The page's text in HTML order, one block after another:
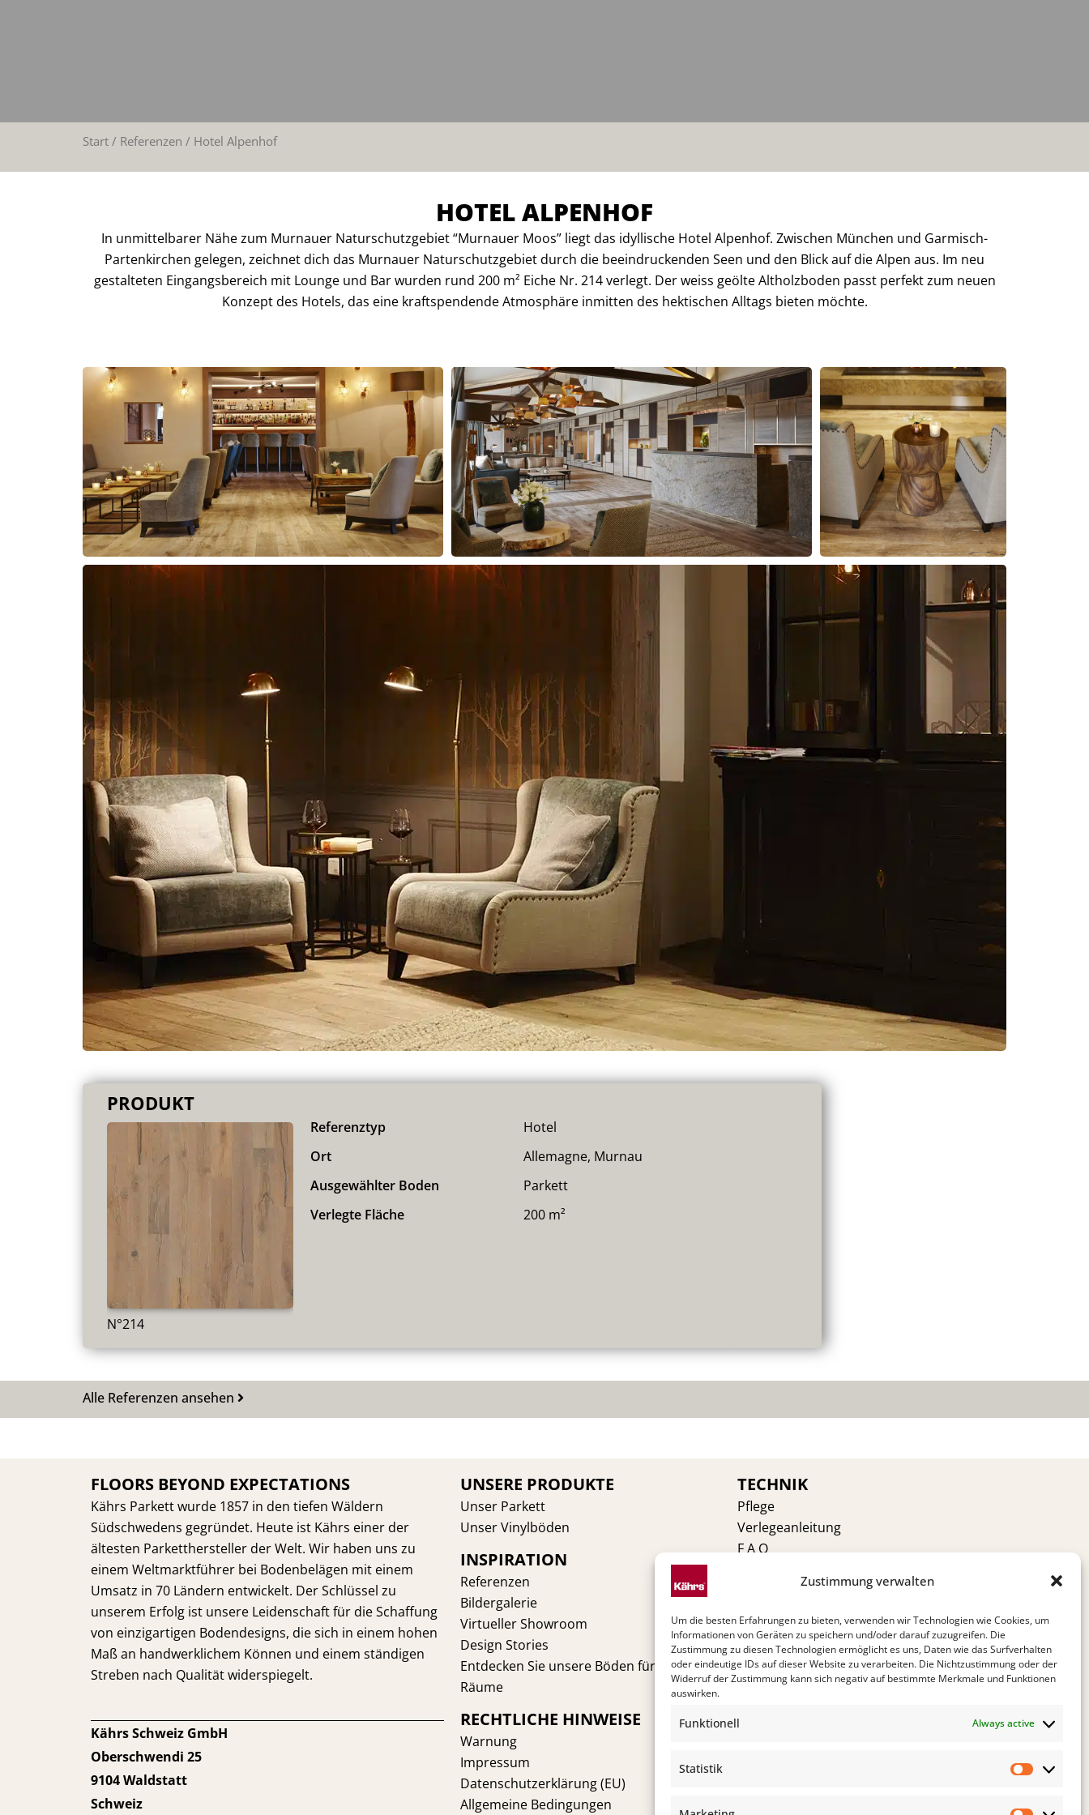
Zustimmung verwalten
Um die besten Erfahrungen zu bieten, verwenden wir Technologien wie Cookies, um
Informationen von Geräten zu speichern und/oder darauf zuzugreifen. Die
Zustimmung zu diesen Technologien ermöglicht es uns, Daten wie das Surfverhalten
oder eindeutige IDs auf dieser Website zu verarbeiten. Die Nichtzustimmung oder der
Widerruf der Zustimmung kann sich negativ auf bestimmte Merkmale und Funktionen
auswirken.
Funktionell Always active
Statistik
Statistik
Start / Referenzen / Hotel Alpenhof
HOTEL ALPENHOF
In unmittelbarer Nähe zum Murnauer Naturschutzgebiet “Murnauer Moos” liegt das idyllische Hotel Alpenhof. Zwischen München und Garmisch-
Partenkirchen gelegen, zeichnet dich das Murnauer Naturschutzgebiet durch die beeindruckenden Seen und den Blick auf die Alpen aus. Im neu
gestalteten Eingangsbereich mit Lounge und Bar wurden rund 200 m² Eiche Nr. 214 verlegt. Der weiss geölte Altholzboden passt perfekt zum neuen
Konzept des Hotels, das eine kraftspendende Atmosphäre inmitten des hektischen Alltags bieten möchte.
PRODUKT
N°214
Referenztyp
Hotel
Ort
Allemagne, Murnau
Ausgewählter Boden
Parkett
Verlegte Fläche
200 m²
Alle Referenzen ansehen
FLOORS BEYOND EXPECTATIONS
Kährs Parkett wurde 1857 in den tiefen Wäldern
Südschwedens gegründet. Heute ist Kährs einer der
ältesten Parketthersteller der Welt. Wir haben uns zu
einem Weltmarktführer bei Bodenbelägen mit einem
Umsatz in 70 Ländern entwickelt. Der Schlüssel zu
unserem Erfolg ist unsere Leidenschaft für die Schaffung
von einzigartigen Bodendesigns, die sich in einem hohen
Maß an handwerklichem Können und einem ständigen
Streben nach Qualität widerspiegelt.
Kährs Schweiz GmbH
Oberschwendi 25
9104 Waldstatt
Schweiz
UNSERE PRODUKTE
Unser Parkett
Unser Vinylböden
INSPIRATION
Referenzen
Bildergalerie
Virtueller Showroom
Design Stories
Entdecken Sie unsere Böden für Ihre
Räume
RECHTLICHE HINWEISE
Warnung
Impressum
Datenschutzerklärung (EU)
Allgemeine Bedingungen
TECHNIK
Pflege
Verlegeanleitung
F A Q
VOR DEM KAUF
Kährs Schweiz
Ökologie
Zertifikate
Warum Kährs